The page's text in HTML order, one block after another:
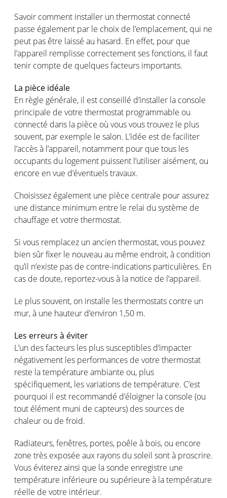
Savoir comment installer un thermostat connecté
passe également par le choix de l’emplacement, qui ne
peut pas être laissé au hasard. En effet, pour que
l’appareil remplisse correctementsesfonctions, il faut
tenir compte de quelquesfacteurs importants.
La pièce idéale
En règle générale, il est conseillé d’installer la console
principale de votre thermostat programmable ou
connecté dans la pièce où vousvoustrouvez le plus
souvent, par exemple le salon. L’idée est de faciliter
l’accèsà l’appareil, notamment pour que tous les
occupants du logement puissent l’utiliseraisément, ou
encore envue d’éventuelstravaux.
Choisissez également une pièce centrale pourassurez
une distance minimum entre le relai du système de
chauffage etvotre thermostat.
Si vous remplacez unancienthermostat,vous pouvez
biensûrfixer le nouveau au même endroit, à condition
qu’il n’existe pas de contre-indications particulières. En
cas de doute, reportez-vousà la notice de l’appareil.
Le plussouvent, on installe les thermostats contre un
mur, à une hauteur d’environ 1,50 m.
Les erreurs à éviter
L’un desfacteurs les plussusceptibles d’impacter
négativement les performances de votre thermostat
reste latempérature ambiante ou, plus
spécifiquement, les variations de température. C’est
pourquoi il est recommandé d’éloigner la console (ou
tout élément muni de capteurs) des sources de
chaleur ou de froid.
Radiateurs,fenêtres, portes, poêle à bois, ou encore
zone très exposée aux rayons du soleil sontà proscrire.
Vous éviterezainsi que la sonde enregistre une
température inférieure ou supérieure à latempérature
réelle de votre intérieur.